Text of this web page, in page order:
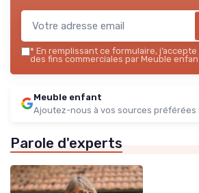
* En remplissant ce formulaire,
des fins commerciales par Meuble
Meuble enfant
Ajoutez-nous à vos sources préférées
Parole d'experts